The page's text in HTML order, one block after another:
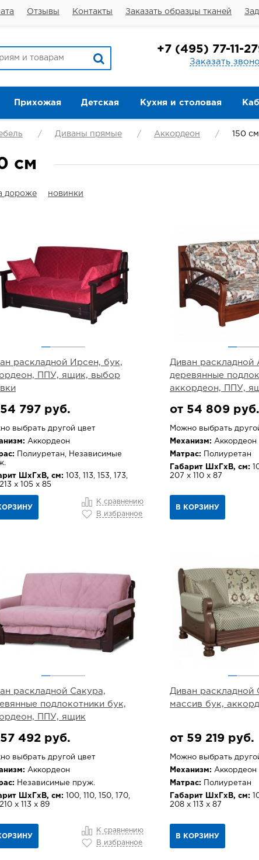
Отзывы Контакты Заказать образцы тканей
+7 (495) 77-11-
Заказать
Прихожая Детская Кухня и столовая
Диваны прямые Аккордеон 150 см
см
дороже новинки
раскладной Ирсен, бук,
ППУ, ящик, выбор
797 руб.
выбрать другой цвет
Аккордеон
Полиуретан, Независимые
ШхГхВ, см: 103, 113, 153, 173,
213 х 105 х 85
К сравнению
В избранное
Диван раскладной
деревянные
аккордеон, ППУ,
от 54 809 руб.
Можно выбрать
Механизм: Аккордеон
Матрас: Полиуретан
Габарит ШхГхВ, см:
207 х 110 х 87
В КОРЗИНУ
раскладной Сакура,
подлокотники бук,
ППУ, ящик
492 руб.
выбрать другой цвет
Аккордеон
Независимые пруж.
ШхГхВ, см: 100, 110, 150, 170,
210 х 113 х 89
К сравнению
В избранное
Диван раскладной
массив бук,
от 59 219 руб.
Можно выбрать
Механизм: Аккордеон
Матрас: Полиуретан
Габарит ШхГхВ, см:
208 х 113 х 87
В КОРЗИНУ